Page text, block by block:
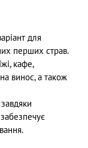
для
перших страв.
кафе,
винос, а також